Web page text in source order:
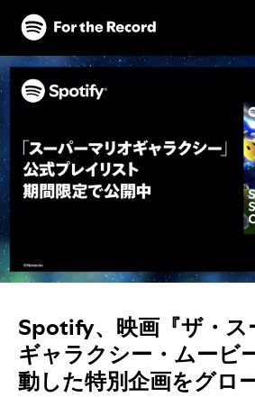
Spotify、映画『ザ・ス
ギャラクシー・ムービ
動した特別企画をグロ